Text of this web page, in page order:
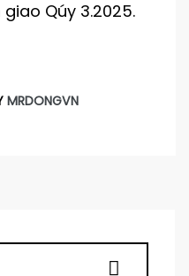
Qúy 3.2025.
MRDONGVN